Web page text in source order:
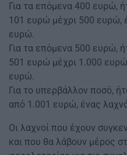
Για τα επόμενα 400 ευρώ,
101 ευρώ μέχρι 500 ευρώ,
ευρώ.
Για τα επόμενα 500 ευρώ,
501 ευρώ μέχρι 1.000
ευρώ.
Για το υπερβάλλον ποσό,
από 1.001 ευρώ, ένας
Οι λαχνοί που έχουν
και που θα λάβουν μέρος